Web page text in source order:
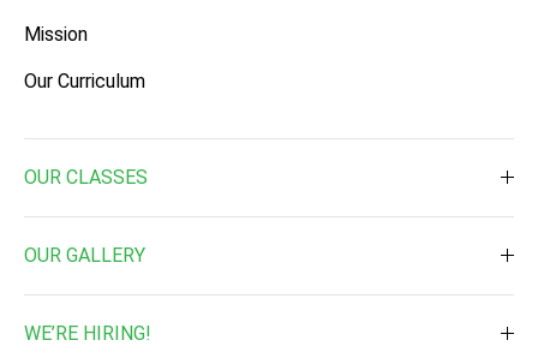
Mission
Our Curriculum
OUR CLASSES
Pre-Nursery
OUR GALLERY
WE’RE HIRING!